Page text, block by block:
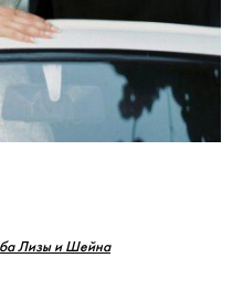
Лизы и Шейна